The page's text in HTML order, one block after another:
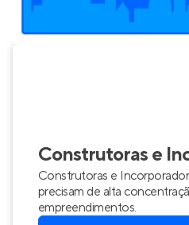
Construtoras e
Construtoras e
precisam de alta
empreendimentos.